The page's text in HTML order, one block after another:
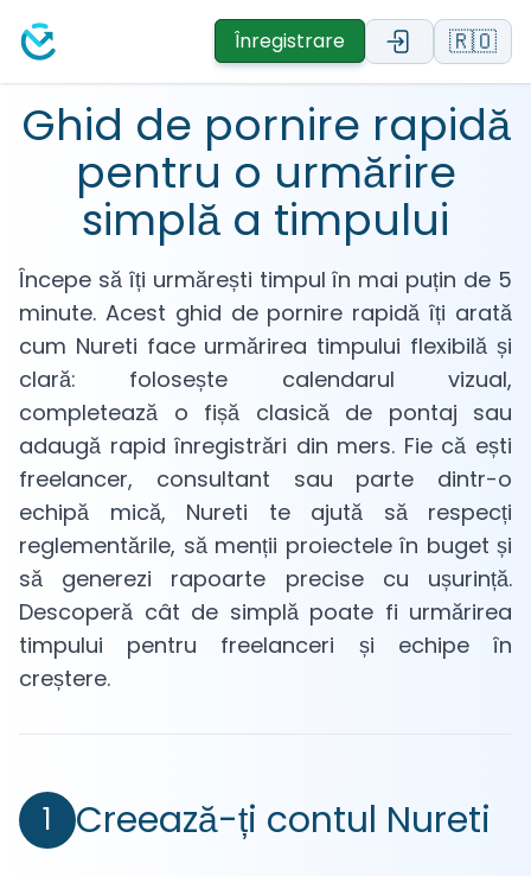
Înregistrare 🇷🇴
Ghid de pornire rapidă
pentru o urmărire
simplă a timpului
Începe să îți urmărești timpul în mai puțin de 5
minute. Acest ghid de pornire rapidă îți arată
cum Nureti face urmărirea timpului flexibilă și
clară: folosește calendarul vizual,
completează o fișă clasică de pontaj sau
adaugă rapid înregistrări din mers. Fie că ești
freelancer, consultant sau parte dintr-o
echipă mică, Nureti te ajută să respecți
reglementările, să menții proiectele în buget și
să generezi rapoarte precise cu ușurință.
Descoperă cât de simplă poate fi urmărirea
timpului pentru freelanceri și echipe în
creștere.
1 Creează-ți contul Nureti